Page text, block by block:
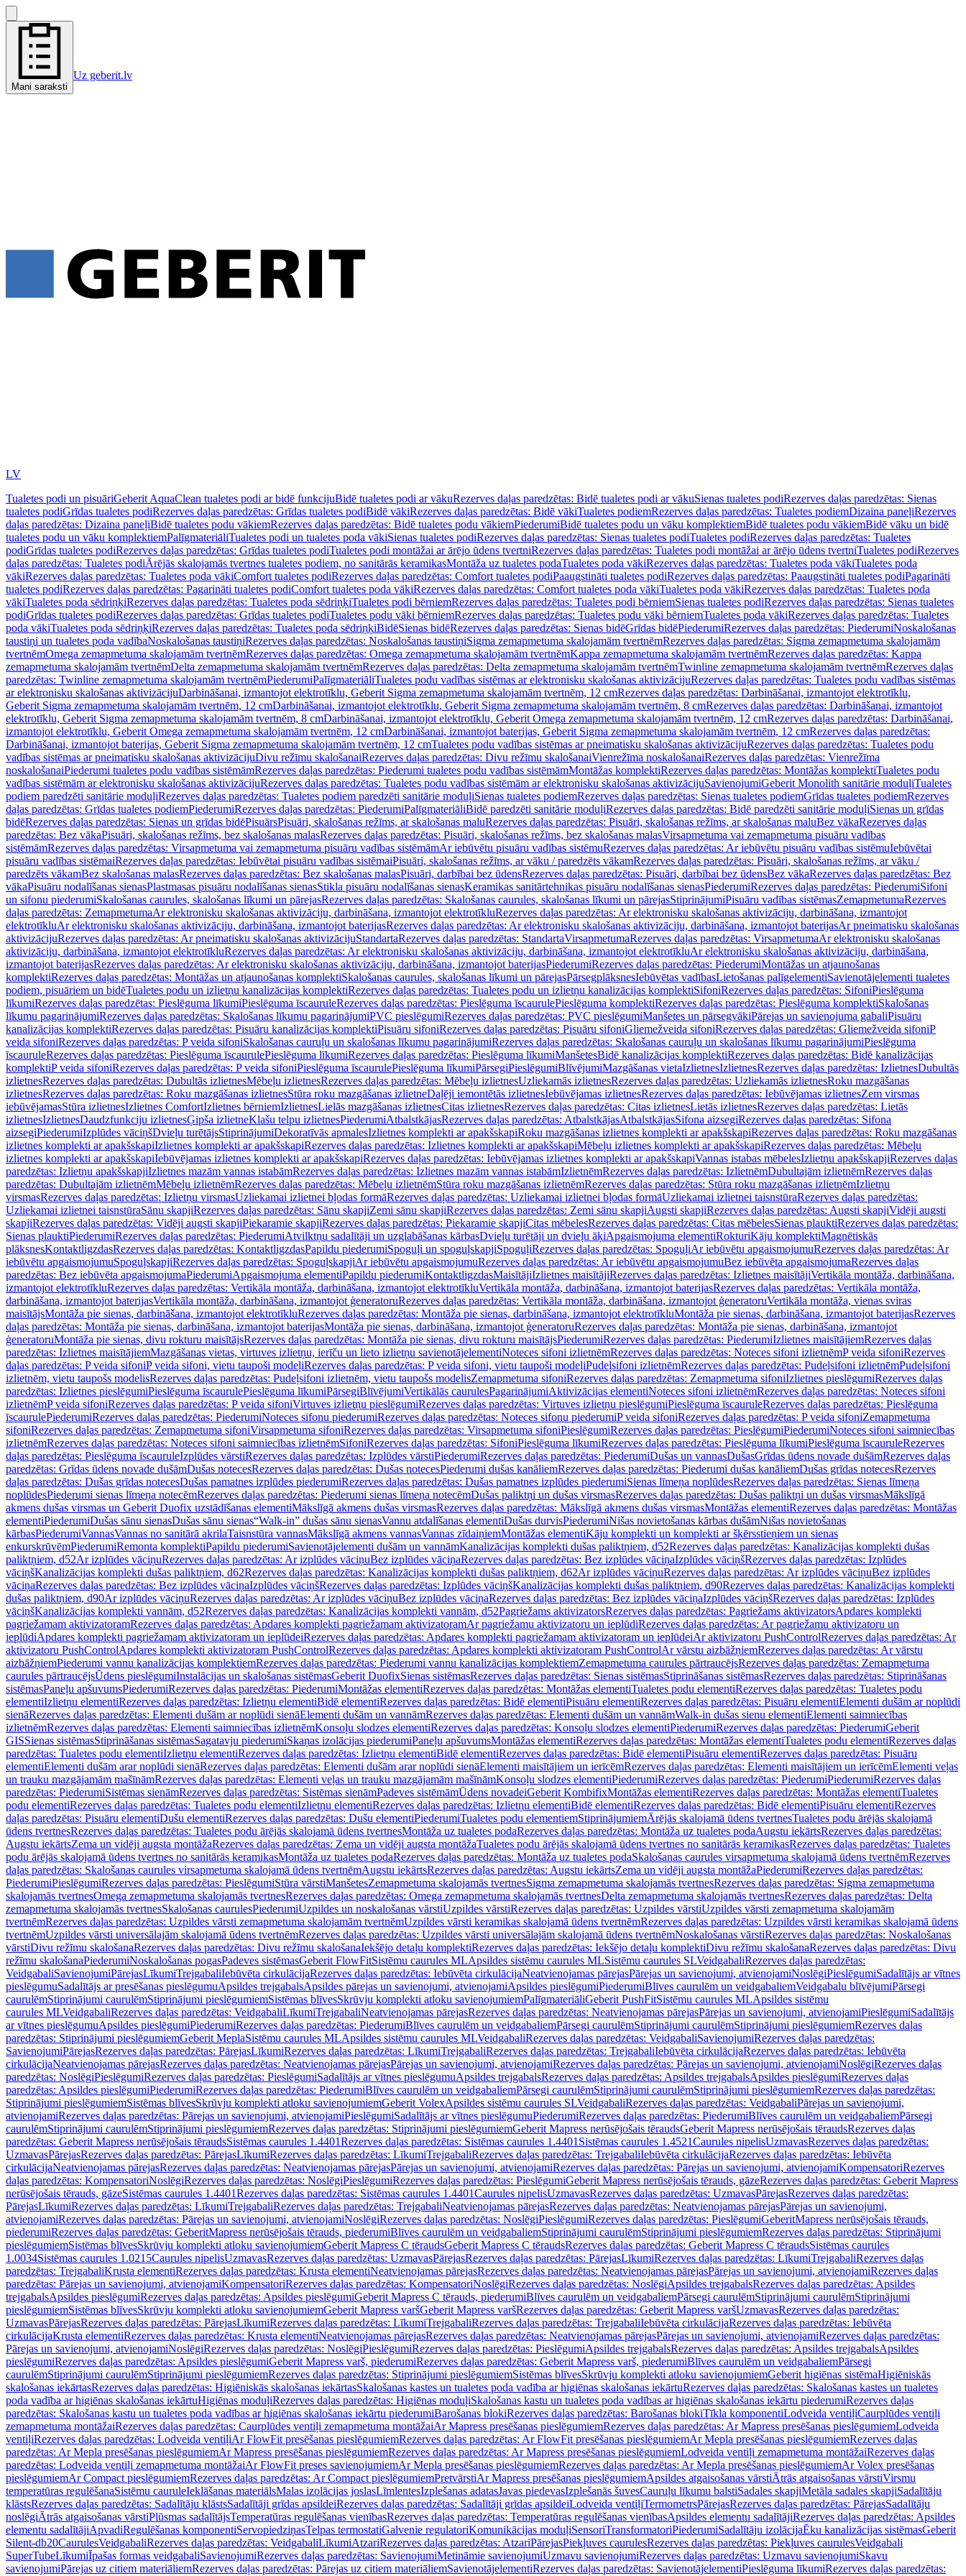
Mani saraksti
Uz geberit.lv
LV
Tualetes podi un pisuāriGeberit AquaClean tualetes podi ar bidē funkcijuBidē tualetes podi ar vākuRezerves daļas paredzētas: Bidē tualetes podi ar vākuSienas tualetes podiRezerves daļas paredzētas: Sienas
tualetes podiGrīdas tualetes podiRezerves daļas paredzētas: Grīdas tualetes podiBidē vākiRezerves daļas paredzētas: Bidē vākiTualetes podiemRezerves daļas paredzētas: Tualetes podiemDizaina paneļiRezerves
daļas paredzētas: Dizaina paneļiBidē tualetes podu vākiemRezerves daļas paredzētas: Bidē tualetes podu vākiemPiederumiBidē tualetes podu un vāku komplektiemBidē tualetes podu vākiemBidē vāku un bidē
tualetes podu un vāku komplektiemPalīgmateriāliTualetes podi un tualetes poda vākiSienas tualetes podiRezerves daļas paredzētas: Sienas tualetes podiTualetes podiRezerves daļas paredzētas: Tualetes
podiGrīdas tualetes podiRezerves daļas paredzētas: Grīdas tualetes podiTualetes podi montāžai ar ārējo ūdens tvertniRezerves daļas paredzētas: Tualetes podi montāžai ar ārējo ūdens tvertniTualetes podiRezerves
daļas paredzētas: Tualetes podiĀrējās skalojamās tvertnes tualetes podiem, no sanitārās keramikasMontāža uz tualetes podaTualetes poda vākiRezerves daļas paredzētas: Tualetes poda vākiTualetes poda
vākiRezerves daļas paredzētas: Tualetes poda vākiComfort tualetes podiRezerves daļas paredzētas: Comfort tualetes podiPaaugstināti tualetes podiRezerves daļas paredzētas: Paaugstināti tualetes podiPagarināti
tualetes podiRezerves daļas paredzētas: Pagarināti tualetes podiComfort tualetes poda vākiRezerves daļas paredzētas: Comfort tualetes poda vākiTualetes poda vākiRezerves daļas paredzētas: Tualetes poda
vākiTualetes poda sēdriņķiRezerves daļas paredzētas: Tualetes poda sēdriņķiTualetes podi bērniemRezerves daļas paredzētas: Tualetes podi bērniemSienas tualetes podiRezerves daļas paredzētas: Sienas tualetes
podiGrīdas tualetes podiRezerves daļas paredzētas: Grīdas tualetes podiTualetes podu vāki bērniemRezerves daļas paredzētas: Tualetes podu vāki bērniemTualetes poda vākiRezerves daļas paredzētas: Tualetes
poda vākiTualetes poda sēdriņķiRezerves daļas paredzētas: Tualetes poda sēdriņķiBidēSienas bidēRezerves daļas paredzētas: Sienas bidēGrīdas bidēPiederumiRezerves daļas paredzētas: PiederumiNoskalošanas
taustiņi un tualetes poda vadībaNoskalošanas taustiņiRezerves daļas paredzētas: Noskalošanas taustiņiSigma zemapmetuma skalojamām tvertnēmRezerves daļas paredzētas: Sigma zemapmetuma skalojamām
tvertnēmOmega zemapmetuma skalojamām tvertnēmRezerves daļas paredzētas: Omega zemapmetuma skalojamām tvertnēmKappa zemapmetuma skalojamām tvertnēmRezerves daļas paredzētas: Kappa
zemapmetuma skalojamām tvertnēmDelta zemapmetuma skalojamām tvertnēmRezerves daļas paredzētas: Delta zemapmetuma skalojamām tvertnēmTwinline zemapmetuma skalojamām tvertnēmRezerves daļas
paredzētas: Twinline zemapmetuma skalojamām tvertnēmPiederumiPalīgmateriāliTualetes podu vadības sistēmas ar elektronisku skalošanas aktivizācijuRezerves daļas paredzētas: Tualetes podu vadības sistēmas
ar elektronisku skalošanas aktivizācijuDarbināšanai, izmantojot elektrotīklu, Geberit Sigma zemapmetuma skalojamām tvertnēm, 12 cmRezerves daļas paredzētas: Darbināšanai, izmantojot elektrotīklu,
Geberit Sigma zemapmetuma skalojamām tvertnēm, 12 cmDarbināšanai, izmantojot elektrotīklu, Geberit Sigma zemapmetuma skalojamām tvertnēm, 8 cmRezerves daļas paredzētas: Darbināšanai, izmantojot
elektrotīklu, Geberit Sigma zemapmetuma skalojamām tvertnēm, 8 cmDarbināšanai, izmantojot elektrotīklu, Geberit Omega zemapmetuma skalojamām tvertnēm, 12 cmRezerves daļas paredzētas: Darbināšanai,
izmantojot elektrotīklu, Geberit Omega zemapmetuma skalojamām tvertnēm, 12 cmDarbināšanai, izmantojot baterijas, Geberit Sigma zemapmetuma skalojamām tvertnēm, 12 cmRezerves daļas paredzētas:
Darbināšanai, izmantojot baterijas, Geberit Sigma zemapmetuma skalojamām tvertnēm, 12 cmTualetes podu vadības sistēmas ar pneimatisku skalošanas aktivizācijuRezerves daļas paredzētas: Tualetes podu
vadības sistēmas ar pneimatisku skalošanas aktivizācijuDivu režīmu skalošanaiRezerves daļas paredzētas: Divu režīmu skalošanaiVienrežīma noskalošanaiRezerves daļas paredzētas: Vienrežīma
noskalošanaiPiederumi tualetes podu vadības sistēmāmRezerves daļas paredzētas: Piederumi tualetes podu vadības sistēmāmMontāžas komplektiRezerves daļas paredzētas: Montāžas komplektiTualetes podu
vadības sistēmām ar elektronisku skalošanas aktivizācijuRezerves daļas paredzētas: Tualetes podu vadības sistēmām ar elektronisku skalošanas aktivizācijuSavienojumiGeberit Monolith sanitārie moduļiTualetes
podiem paredzēti sanitārie moduļiRezerves daļas paredzētas: Tualetes podiem paredzēti sanitārie moduļiSienas tualetes podiemRezerves daļas paredzētas: Sienas tualetes podiemGrīdas tualetes podiemRezerves
daļas paredzētas: Grīdas tualetes podiemPiederumiRezerves daļas paredzētas: PiederumiPalīgmateriāliBidē paredzēti sanitārie moduļiRezerves daļas paredzētas: Bidē paredzēti sanitārie moduļiSienas un grīdas
bidēRezerves daļas paredzētas: Sienas un grīdas bidēPisuārsPisuāri, skalošanas režīms, ar skalošanas maluRezerves daļas paredzētas: Pisuāri, skalošanas režīms, ar skalošanas maluBez vākaRezerves daļas
paredzētas: Bez vākaPisuāri, skalošanas režīms, bez skalošanas malasRezerves daļas paredzētas: Pisuāri, skalošanas režīms, bez skalošanas malasVirsapmetuma vai zemapmetuma pisuāru vadības
sistēmāmRezerves daļas paredzētas: Virsapmetuma vai zemapmetuma pisuāru vadības sistēmāmAr iebūvētu pisuāru vadības sistēmuRezerves daļas paredzētas: Ar iebūvētu pisuāru vadības sistēmuIebūvētai
pisuāru vadības sistēmaiRezerves daļas paredzētas: Iebūvētai pisuāru vadības sistēmaiPisuāri, skalošanas režīms, ar vāku / paredzēts vākamRezerves daļas paredzētas: Pisuāri, skalošanas režīms, ar vāku /
paredzēts vākamBez skalošanas malasRezerves daļas paredzētas: Bez skalošanas malasPisuāri, darbībai bez ūdensRezerves daļas paredzētas: Pisuāri, darbībai bez ūdensBez vākaRezerves daļas paredzētas: Bez
vākaPisuāru nodalīšanas sienasPlastmasas pisuāru nodalīšanas sienasStikla pisuāru nodalīšanas sienasKeramikas sanitārtehnikas pisuāru nodalīšanas sienasPiederumiRezerves daļas paredzētas: PiederumiSifoni
un sifonu piederumiSkalošanas caurules, skalošanas līkumi un pārejasRezerves daļas paredzētas: Skalošanas caurules, skalošanas līkumi un pārejasStiprinājumiPisuāru vadības sistēmasZemapmetumaRezerves
daļas paredzētas: ZemapmetumaAr elektronisku skalošanas aktivizāciju, darbināšana, izmantojot elektrotīkluRezerves daļas paredzētas: Ar elektronisku skalošanas aktivizāciju, darbināšana, izmantojot
elektrotīkluAr elektronisku skalošanas aktivizāciju, darbināšana, izmantojot baterijasRezerves daļas paredzētas: Ar elektronisku skalošanas aktivizāciju, darbināšana, izmantojot baterijasAr pneimatisku skalošanas
aktivizācijuRezerves daļas paredzētas: Ar pneimatisku skalošanas aktivizācijuStandartaRezerves daļas paredzētas: StandartaVirsapmetumaRezerves daļas paredzētas: VirsapmetumaAr elektronisku skalošanas
aktivizāciju, darbināšana, izmantojot elektrotīkluRezerves daļas paredzētas: Ar elektronisku skalošanas aktivizāciju, darbināšana, izmantojot elektrotīkluAr elektronisku skalošanas aktivizāciju, darbināšana,
izmantojot baterijasRezerves daļas paredzētas: Ar elektronisku skalošanas aktivizāciju, darbināšana, izmantojot baterijasPiederumiRezerves daļas paredzētas: PiederumiMontāžas un atjaunošanas
komplektiRezerves daļas paredzētas: Montāžas un atjaunošanas komplektiSkalošanas caurules, skalošanas līkumi un pārejasPārsegplāksnesIebūvētas vadībasLietošanas palīgelementiSavienotājelementi tualetes
podiem, pisuāriem un bidēTualetes podu un izlietņu kanalizācijas komplektiRezerves daļas paredzētas: Tualetes podu un izlietņu kanalizācijas komplektiSifoniRezerves daļas paredzētas: SifoniPieslēguma
līkumiRezerves daļas paredzētas: Pieslēguma līkumiPieslēguma īscauruleRezerves daļas paredzētas: Pieslēguma īscaurulePieslēguma komplektiRezerves daļas paredzētas: Pieslēguma komplektiSkalošanas
līkumu pagarinājumiRezerves daļas paredzētas: Skalošanas līkumu pagarinājumiPVC pieslēgumiRezerves daļas paredzētas: PVC pieslēgumiManšetes un pārsegvākiPārejas un savienojuma gabaliPisuāru
kanalizācijas komplektiRezerves daļas paredzētas: Pisuāru kanalizācijas komplektiPisuāru sifoniRezerves daļas paredzētas: Pisuāru sifoniGliemežveida sifoniRezerves daļas paredzētas: Gliemežveida sifoniP
veida sifoniRezerves daļas paredzētas: P veida sifoniSkalošanas cauruļu un skalošanas līkumu pagarinājumiRezerves daļas paredzētas: Skalošanas cauruļu un skalošanas līkumu pagarinājumiPieslēguma
īscauruleRezerves daļas paredzētas: Pieslēguma īscaurulePieslēguma līkumiRezerves daļas paredzētas: Pieslēguma līkumiManšetesBidē kanalizācijas komplektiRezerves daļas paredzētas: Bidē kanalizācijas
komplektiP veida sifoniRezerves daļas paredzētas: P veida sifoniPieslēguma īscaurulePieslēguma līkumiPārsegiPieslēgumiBlīvējumiMazgāšanas vietaIzlietnesIzlietnesRezerves daļas paredzētas: IzlietnesDubultās
izlietnesRezerves daļas paredzētas: Dubultās izlietnesMēbeļu izlietnesRezerves daļas paredzētas: Mēbeļu izlietnesUzliekamās izlietnesRezerves daļas paredzētas: Uzliekamās izlietnesRoku mazgāšanas
izlietnesRezerves daļas paredzētas: Roku mazgāšanas izlietnesStūra roku mazgāšanas izlietneDaļēji iemontētās izlietnesIebūvējamas izlietnesRezerves daļas paredzētas: Iebūvējamas izlietnesZem virsmas
iebūvējamasStūra izlietnesIzlietnes ComfortIzlietnes bērniemIzlietnesLielās mazgāšanas izlietnesCitas izlietnesRezerves daļas paredzētas: Citas izlietnesLietās izlietnesRezerves daļas paredzētas: Lietās
izlietnesIzlietnesDaudzfunkciju izlietnesĢipša izlietneKlašu telpu izlietnesPiederumiAtbalstkājasRezerves daļas paredzētas: AtbalstkājasAtbalstkājasSifona aizsegiRezerves daļas paredzētas: Sifona
aizsegiPiederumiIzplūdes vāciņšDvieļu turētājsStiprinājumiDekoratīvās apmalesIzlietnes komplekti ar apakšskapiRoku mazgāšanas izlietnes komplekti ar apakšskapiRezerves daļas paredzētas: Roku mazgāšanas
izlietnes komplekti ar apakšskapiIzlietnes komplekti ar apakšskapiRezerves daļas paredzētas: Izlietnes komplekti ar apakšskapiMēbeļu izlietnes komplekti ar apakšskapiRezerves daļas paredzētas: Mēbeļu
izlietnes komplekti ar apakšskapiIebūvējamas izlietnes komplekti ar apakšskapiRezerves daļas paredzētas: Iebūvējamas izlietnes komplekti ar apakšskapiVannas istabas mēbelesIzlietņu apakšskapjiRezerves daļas
paredzētas: Izlietņu apakšskapjiIzlietnes mazām vannas istabāmRezerves daļas paredzētas: Izlietnes mazām vannas istabāmIzlietnēmRezerves daļas paredzētas: IzlietnēmDubultajām izlietnēmRezerves daļas
paredzētas: Dubultajām izlietnēmMēbeļu izlietnēmRezerves daļas paredzētas: Mēbeļu izlietnēmStūra roku mazgāšanas izlietnēmRezerves daļas paredzētas: Stūra roku mazgāšanas izlietnēmIzlietņu
virsmasRezerves daļas paredzētas: Izlietņu virsmasUzliekamai izlietnei bļodas formāRezerves daļas paredzētas: Uzliekamai izlietnei bļodas formāUzliekamai izlietnei taisnstūraRezerves daļas paredzētas:
Uzliekamai izlietnei taisnstūraSānu skapjiRezerves daļas paredzētas: Sānu skapjiZemi sānu skapjiRezerves daļas paredzētas: Zemi sānu skapjiAugsti skapjiRezerves daļas paredzētas: Augsti skapjiVidēji augsti
skapjiRezerves daļas paredzētas: Vidēji augsti skapjiPiekaramie skapjiRezerves daļas paredzētas: Piekaramie skapjiCitas mēbelesRezerves daļas paredzētas: Citas mēbelesSienas plauktiRezerves daļas paredzētas:
Sienas plauktiPiederumiRezerves daļas paredzētas: PiederumiAtvilktņu sadalītāji un uzglabāšanas kārbasDvieļu turētāji un dvieļu āķiApgaismojuma elementiRokturiKāju komplektiMagnētiskās
plāksnesKontaktligzdasRezerves daļas paredzētas: KontaktligzdasPapildu piederumiSpoguļi un spoguļskapjiSpoguļiRezerves daļas paredzētas: SpoguļiAr iebūvētu apgaismojumuRezerves daļas paredzētas: Ar
iebūvētu apgaismojumuSpoguļskapjiRezerves daļas paredzētas: SpoguļskapjiAr iebūvētu apgaismojumuRezerves daļas paredzētas: Ar iebūvētu apgaismojumuBez iebūvēta apgaismojumaRezerves daļas
paredzētas: Bez iebūvēta apgaismojumaPiederumiApgaismojuma elementiPapildu piederumiKontaktligzdasMaisītājiIzlietnes maisītājiRezerves daļas paredzētas: Izlietnes maisītājiVertikāla montāža, darbināšana,
izmantojot elektrotīkluRezerves daļas paredzētas: Vertikāla montāža, darbināšana, izmantojot elektrotīkluVertikāla montāža, darbināšana, izmantojot baterijasRezerves daļas paredzētas: Vertikāla montāža,
darbināšana, izmantojot baterijasVertikāla montāža, darbināšana, izmantojot ģeneratoruRezerves daļas paredzētas: Vertikāla montāža, darbināšana, izmantojot ģeneratoruVertikāla montāža, vienas sviras
maisītājsMontāža pie sienas, darbināšana, izmantojot elektrotīkluRezerves daļas paredzētas: Montāža pie sienas, darbināšana, izmantojot elektrotīkluMontāža pie sienas, darbināšana, izmantojot baterijasRezerves
daļas paredzētas: Montāža pie sienas, darbināšana, izmantojot baterijasMontāža pie sienas, darbināšana, izmantojot ģeneratoruRezerves daļas paredzētas: Montāža pie sienas, darbināšana, izmantojot
ģeneratoruMontāža pie sienas, divu rokturu maisītājsRezerves daļas paredzētas: Montāža pie sienas, divu rokturu maisītājsPiederumiRezerves daļas paredzētas: PiederumiIzlietnes maisītājiemRezerves daļas
paredzētas: Izlietnes maisītājiemMazgāšanas vietas, virtuves izlietņu, ierīču un lieto izlietņu savienotājelementiNoteces sifoni izlietnēmRezerves daļas paredzētas: Noteces sifoni izlietnēmP veida sifoniRezerves
daļas paredzētas: P veida sifoniP veida sifoni, vietu taupoši modeļiRezerves daļas paredzētas: P veida sifoni, vietu taupoši modeļiPudeļsifoni izlietnēmRezerves daļas paredzētas: Pudeļsifoni izlietnēmPudeļsifoni
izlietnēm, vietu taupošs modelisRezerves daļas paredzētas: Pudeļsifoni izlietnēm, vietu taupošs modelisZemapmetuma sifoniRezerves daļas paredzētas: Zemapmetuma sifoniIzlietnes pieslēgumiRezerves daļas
paredzētas: Izlietnes pieslēgumiPieslēguma īscaurulePieslēguma līkumiPārsegiBlīvējumiVertikālās caurulesPagarinājumiAktivizācijas elementiNoteces sifoni izlietnēmRezerves daļas paredzētas: Noteces sifoni
izlietnēmP veida sifoniRezerves daļas paredzētas: P veida sifoniVirtuves izlietņu pieslēgumiRezerves daļas paredzētas: Virtuves izlietņu pieslēgumiPieslēguma īscauruleRezerves daļas paredzētas: Pieslēguma
īscaurulePiederumiRezerves daļas paredzētas: PiederumiNoteces sifonu piederumiRezerves daļas paredzētas: Noteces sifonu piederumiP veida sifoniRezerves daļas paredzētas: P veida sifoniZemapmetuma
sifoniRezerves daļas paredzētas: Zemapmetuma sifoniVirsapmetuma sifoniRezerves daļas paredzētas: Virsapmetuma sifoniPieslēgumiRezerves daļas paredzētas: PieslēgumiPiederumiNoteces sifoni saimniecības
izlietnēmRezerves daļas paredzētas: Noteces sifoni saimniecības izlietnēmSifoniRezerves daļas paredzētas: SifoniPieslēguma līkumiRezerves daļas paredzētas: Pieslēguma līkumiPieslēguma īscauruleRezerves
daļas paredzētas: Pieslēguma īscauruleIzplūdes vārstiRezerves daļas paredzētas: Izplūdes vārstiPiederumiRezerves daļas paredzētas: PiederumiDušas un vannasDušasGrīdas ūdens novade dušāmRezerves daļas
paredzētas: Grīdas ūdens novade dušāmDušas notecesRezerves daļas paredzētas: Dušas notecesPiederumi dušas kanāliemRezerves daļas paredzētas: Piederumi dušas kanāliemDušas grīdas notecesRezerves
daļas paredzētas: Dušas grīdas notecesDušas pamatnes izplūdes piederumiRezerves daļas paredzētas: Dušas pamatnes izplūdes piederumiSienas līmeņa noplūdesRezerves daļas paredzētas: Sienas līmeņa
noplūdesPiederumi sienas līmeņa notecēmRezerves daļas paredzētas: Piederumi sienas līmeņa notecēmDušas paliktņi un dušas virsmasRezerves daļas paredzētas: Dušas paliktņi un dušas virsmasMākslīgā
akmens dušas virsmas un Geberit Duofix uzstādīšanas elementiMākslīgā akmens dušas virsmasRezerves daļas paredzētas: Mākslīgā akmens dušas virsmasMontāžas elementiRezerves daļas paredzētas: Montāžas
elementiPiederumiDušas sānu sienasDušas sānu sienas“Walk-in” dušas sānu sienasVannu atdalīšanas elementiDušas durvisPiederumiNišas novietošanas kārbas dušāmNišas novietošanas
kārbasPiederumiVannasVannas no sanitārā akrilaTaisnstūra vannasMākslīgā akmens vannasVannas zīdaiņiemMontāžas elementiKāju komplekti un komplekti ar šķērsstieņiem un sienas
enkurskrūvēmPiederumiRemonta komplektiPapildu piederumiSavienotājelementi dušām un vannāmKanalizācijas komplekti dušas paliktņiem, d52Rezerves daļas paredzētas: Kanalizācijas komplekti dušas
paliktņiem, d52Ar izplūdes vāciņuRezerves daļas paredzētas: Ar izplūdes vāciņuBez izplūdes vāciņaRezerves daļas paredzētas: Bez izplūdes vāciņaIzplūdes vāciņšRezerves daļas paredzētas: Izplūdes
vāciņšKanalizācijas komplekti dušas paliktņiem, d62Rezerves daļas paredzētas: Kanalizācijas komplekti dušas paliktņiem, d62Ar izplūdes vāciņuRezerves daļas paredzētas: Ar izplūdes vāciņuBez izplūdes
vāciņaRezerves daļas paredzētas: Bez izplūdes vāciņaIzplūdes vāciņšRezerves daļas paredzētas: Izplūdes vāciņšKanalizācijas komplekti dušas paliktņiem, d90Rezerves daļas paredzētas: Kanalizācijas komplekti
dušas paliktņiem, d90Ar izplūdes vāciņuRezerves daļas paredzētas: Ar izplūdes vāciņuBez izplūdes vāciņaRezerves daļas paredzētas: Bez izplūdes vāciņaIzplūdes vāciņšRezerves daļas paredzētas: Izplūdes
vāciņšKanalizācijas komplekti vannām, d52Rezerves daļas paredzētas: Kanalizācijas komplekti vannām, d52Pagriežams aktivizatorsRezerves daļas paredzētas: Pagriežams aktivizatorsApdares komplekti
pagriežamam aktivizatoramRezerves daļas paredzētas: Apdares komplekti pagriežamam aktivizatoramAr pagriežamu aktivizatoru un ieplūdiRezerves daļas paredzētas: Ar pagriežamu aktivizatoru un
ieplūdiApdares komplekti pagriežamam aktivizatoram un ieplūdeiRezerves daļas paredzētas: Apdares komplekti pagriežamam aktivizatoram un ieplūdeiAr aktivizatoru PushControlRezerves daļas paredzētas: Ar
aktivizatoru PushControlApdares komplekti aktivizatoram PushControlRezerves daļas paredzētas: Apdares komplekti aktivizatoram PushControlAr vārstu aizbāžņiemRezerves daļas paredzētas: Ar vārstu
aizbāžņiemPiederumi vannu kanalizācijas komplektiemRezerves daļas paredzētas: Piederumi vannu kanalizācijas komplektiemZemapmetuma caurules pārtraucējsRezerves daļas paredzētas: Zemapmetuma
caurules pārtraucējsŪdens pieslēgumiInstalācijas un skalošanas sistēmasGeberit DuofixSienas sistēmasRezerves daļas paredzētas: Sienas sistēmasStiprināšanas sistēmasRezerves daļas paredzētas: Stiprināšanas
sistēmasPaneļu apšuvumsPiederumiRezerves daļas paredzētas: PiederumiMontāžas elementiRezerves daļas paredzētas: Montāžas elementiTualetes podu elementiRezerves daļas paredzētas: Tualetes podu
elementiIzlietņu elementiRezerves daļas paredzētas: Izlietņu elementiBidē elementiRezerves daļas paredzētas: Bidē elementiPisuāru elementiRezerves daļas paredzētas: Pisuāru elementiElementi dušām ar noplūdi
sienāRezerves daļas paredzētas: Elementi dušām ar noplūdi sienāElementi dušām un vannāmRezerves daļas paredzētas: Elementi dušām un vannāmWalk-in dušas sienu elementiElementi saimniecības
izlietnēmRezerves daļas paredzētas: Elementi saimniecības izlietnēmKonsoļu slodzes elementiRezerves daļas paredzētas: Konsoļu slodzes elementiPiederumiRezerves daļas paredzētas: PiederumiGeberit
GISSienas sistēmasStiprināšanas sistēmasSagatavju piederumiSkaņas izolācijas piederumiPaneļu apšuvumsMontāžas elementiRezerves daļas paredzētas: Montāžas elementiTualetes podu elementiRezerves daļas
paredzētas: Tualetes podu elementiIzlietņu elementiRezerves daļas paredzētas: Izlietņu elementiBidē elementiRezerves daļas paredzētas: Bidē elementiPisuāru elementiRezerves daļas paredzētas: Pisuāru
elementiElementi dušām arar noplūdi sienāRezerves daļas paredzētas: Elementi dušām arar noplūdi sienāElementi maisītājiem un ierīcēmRezerves daļas paredzētas: Elementi maisītājiem un ierīcēmElementi veļas
un trauku mazgājamām mašīnāmRezerves daļas paredzētas: Elementi veļas un trauku mazgājamām mašīnāmKonsoļu slodzes elementiPiederumiRezerves daļas paredzētas: PiederumiPiederumiRezerves daļas
paredzētas: PiederumiSistēmas sienāmRezerves daļas paredzētas: Sistēmas sienāmPadeves sistēmāmŪdens novadeiGeberit KombifixMontāžas elementiRezerves daļas paredzētas: Montāžas elementiTualetes
podu elementiRezerves daļas paredzētas: Tualetes podu elementiIzlietņu elementiRezerves daļas paredzētas: Izlietņu elementiBidē elementiRezerves daļas paredzētas: Bidē elementiPisuāru elementiRezerves
daļas paredzētas: Pisuāru elementiDušu elementiRezerves daļas paredzētas: Dušu elementiPiederumiTualetes podu elementiemStiprinājumiemĀrējās skalojamā ūdens tvertnesTualetes podu ārējās skalojamā
ūdens tvertnesRezerves daļas paredzētas: Tualetes podu ārējās skalojamā ūdens tvertnesMontāža uz tualetes podaRezerves daļas paredzētas: Montāža uz tualetes podaAugstu iekārtsRezerves daļas paredzētas:
Augstu iekārtsZema un vidēji augsta montāžaRezerves daļas paredzētas: Zema un vidēji augsta montāžaTualetes podu ārējās skalojamā ūdens tvertnes no sanitārās keramikasRezerves daļas paredzētas: Tualetes
podu ārējās skalojamā ūdens tvertnes no sanitārās keramikasMontāža uz tualetes podaRezerves daļas paredzētas: Montāža uz tualetes podaSkalošanas caurules virsapmetuma skalojamā ūdens tvertnēmRezerves
daļas paredzētas: Skalošanas caurules virsapmetuma skalojamā ūdens tvertnēmAugstu iekārtsRezerves daļas paredzētas: Augstu iekārtsZema un vidēji augsta montāžaPiederumiRezerves daļas paredzētas:
PiederumiPieslēgumiRezerves daļas paredzētas: PieslēgumiStūra vārstiManšetesZemapmetuma skalojamās tvertnesSigma zemapmetuma skalojamās tvertnesRezerves daļas paredzētas: Sigma zemapmetuma
skalojamās tvertnesOmega zemapmetuma skalojamās tvertnesRezerves daļas paredzētas: Omega zemapmetuma skalojamās tvertnesDelta zemapmetuma skalojamās tvertnesRezerves daļas paredzētas: Delta
zemapmetuma skalojamās tvertnesSkalošanas caurulesPiederumiUzpildes un noskalošanas vārstiUzpildes vārstiRezerves daļas paredzētas: Uzpildes vārstiUzpildes vārsti zemapmetuma skalojamām
tvertnēmRezerves daļas paredzētas: Uzpildes vārsti zemapmetuma skalojamām tvertnēmUzpildes vārsti keramikas skalojamā ūdens tvertnēmRezerves daļas paredzētas: Uzpildes vārsti keramikas skalojamā ūdens
tvertnēmUzpildes vārsti universālajām skalojamā ūdens tvertnēmRezerves daļas paredzētas: Uzpildes vārsti universālajām skalojamā ūdens tvertnēmNoskalošanas vārstiRezerves daļas paredzētas: Noskalošanas
vārstiDivu režīmu skalošanaRezerves daļas paredzētas: Divu režīmu skalošanaIekšējo detaļu komplektiRezerves daļas paredzētas: Iekšējo detaļu komplektiDivu režīmu skalošanaRezerves daļas paredzētas: Divu
režīmu skalošanaPiederumiNoskalošanas pogasPadeves sistēmasGeberit FlowFitSistēmu caurules MLApsildes sistēmu caurules MLSistēmu caurules SLVeidgabaliRezerves daļas paredzētas:
VeidgabaliSavienojumiPārejasLīkumiTrejgabaliIebūvēta cirkulācijaRezerves daļas paredzētas: Iebūvēta cirkulācijaNeatvienojamas pārejasPārejas un savienojumi, atvienojamiNoslēgiPieslēgumiSadalītājs ar vītnes
pieslēgumuSadalītājs ar presēšanas pieslēgumuApsildes trejgabalsApsildes pārejas un savienojumi, atvienojamiApsildes pieslēgumiPiederumiBlīves caurulēm un veidgabaliemVeidgabalu blīvējumiPārsegi
caurulēmStiprinājumi caurulēmStiprinājumi pieslēgumiemSistēmas blīvesSkrūvju komplekti atloku savienojumiemPalīgmateriāliGeberit PushFitSistēmu caurules MLApsildes sistēmu
caurules MLVeidgabaliRezerves daļas paredzētas: VeidgabaliLīkumiTrejgabaliNeatvienojamas pārejasRezerves daļas paredzētas: Neatvienojamas pārejasPārejas un savienojumi, atvienojamiPieslēgumiSadalītājs
ar vītnes pieslēgumuApsildes pieslēgumiPiederumiRezerves daļas paredzētas: PiederumiBlīves caurulēm un veidgabaliemPārsegi caurulēmStiprinājumi caurulēmStiprinājumi pieslēgumiemRezerves daļas
paredzētas: Stiprinājumi pieslēgumiemGeberit MeplaSistēmu caurules MLApsildes sistēmu caurules MLVeidgabaliRezerves daļas paredzētas: VeidgabaliSavienojumiRezerves daļas paredzētas:
SavienojumiPārejasRezerves daļas paredzētas: PārejasLīkumiRezerves daļas paredzētas: LīkumiTrejgabaliRezerves daļas paredzētas: TrejgabaliIebūvēta cirkulācijaRezerves daļas paredzētas: Iebūvēta
cirkulācijaNeatvienojamas pārejasRezerves daļas paredzētas: Neatvienojamas pārejasPārejas un savienojumi, atvienojamiRezerves daļas paredzētas: Pārejas un savienojumi, atvienojamiNoslēgiRezerves daļas
paredzētas: NoslēgiPieslēgumiRezerves daļas paredzētas: PieslēgumiSadalītājs ar vītnes pieslēgumuApsildes trejgabalsRezerves daļas paredzētas: Apsildes trejgabalsApsildes pieslēgumiRezerves daļas
paredzētas: Apsildes pieslēgumiPiederumiRezerves daļas paredzētas: PiederumiBlīves caurulēm un veidgabaliemPārsegi caurulēmStiprinājumi caurulēmStiprinājumi pieslēgumiemRezerves daļas paredzētas:
Stiprinājumi pieslēgumiemSistēmas blīvesSkrūvju komplekti atloku savienojumiemGeberit VolexApsildes sistēmu caurules SLVeidgabaliRezerves daļas paredzētas: VeidgabaliPārejas un savienojumi,
atvienojamiRezerves daļas paredzētas: Pārejas un savienojumi, atvienojamiPieslēgumiSadalītājs ar vītnes pieslēgumuPiederumiRezerves daļas paredzētas: PiederumiBlīves caurulēm un veidgabaliemPārsegi
caurulēmStiprinājumi caurulēmStiprinājumi pieslēgumiemRezerves daļas paredzētas: Stiprinājumi pieslēgumiemGeberit Mapress nerūsējošais tēraudsGeberit Mapress nerūsējošais tēraudsRezerves daļas
paredzētas: Geberit Mapress nerūsējošais tēraudsSistēmas caurules 1.4401Rezerves daļas paredzētas: Sistēmas caurules 1.4401 Sistēmas caurules 1.4521Caurules nipelisUzmavasRezerves daļas paredzētas:
UzmavasPārejasRezerves daļas paredzētas: PārejasLīkumiRezerves daļas paredzētas: LīkumiTrejgabaliRezerves daļas paredzētas: TrejgabaliIebūvēta cirkulācijaRezerves daļas paredzētas: Iebūvēta
cirkulācijaNeatvienojamas pārejasRezerves daļas paredzētas: Neatvienojamas pārejasPārejas un savienojumi, atvienojamiRezerves daļas paredzētas: Pārejas un savienojumi, atvienojamiKompensatoriRezerves
daļas paredzētas: KompensatoriNoslēgiRezerves daļas paredzētas: NoslēgiPieslēgumiRezerves daļas paredzētas: PieslēgumiGeberit Mapress nerūsējošais tērauds, gāzeRezerves daļas paredzētas: Geberit Mapress
nerūsējošais tērauds, gāzeSistēmas caurules 1.4401Rezerves daļas paredzētas: Sistēmas caurules 1.4401Caurules nipelisUzmavasRezerves daļas paredzētas: UzmavasPārejasRezerves daļas paredzētas:
PārejasLīkumiRezerves daļas paredzētas: LīkumiTrejgabaliRezerves daļas paredzētas: TrejgabaliNeatvienojamas pārejasRezerves daļas paredzētas: Neatvienojamas pārejasPārejas un savienojumi,
atvienojamiRezerves daļas paredzētas: Pārejas un savienojumi, atvienojamiNoslēgiRezerves daļas paredzētas: NoslēgiPieslēgumiRezerves daļas paredzētas: PieslēgumiGeberitMapress nerūsējošais tērauds,
piederumiRezerves daļas paredzētas: GeberitMapress nerūsējošais tērauds, piederumiBlīves caurulēm un veidgabaliemStiprinājumi caurulēmStiprinājumi pieslēgumiemRezerves daļas paredzētas: Stiprinājumi
pieslēgumiemSistēmas blīvesSkrūvju komplekti atloku savienojumiemGeberit Mapress C tēraudsGeberit Mapress C tēraudsRezerves daļas paredzētas: Geberit Mapress C tēraudsSistēmas caurules
1.0034Sistēmas caurules 1.0215Caurules nipelisUzmavasRezerves daļas paredzētas: UzmavasPārejasRezerves daļas paredzētas: PārejasLīkumiRezerves daļas paredzētas: LīkumiTrejgabaliRezerves daļas
paredzētas: TrejgabaliKrusta elementiRezerves daļas paredzētas: Krusta elementiNeatvienojamas pārejasRezerves daļas paredzētas: Neatvienojamas pārejasPārejas un savienojumi, atvienojamiRezerves daļas
paredzētas: Pārejas un savienojumi, atvienojamiKompensatoriRezerves daļas paredzētas: KompensatoriNoslēgiRezerves daļas paredzētas: NoslēgiApsildes trejgabalsRezerves daļas paredzētas: Apsildes
trejgabalsApsildes pieslēgumiRezerves daļas paredzētas: Apsildes pieslēgumiGeberit Mapress C tērauds, piederumiBlīves caurulēm un veidgabaliemPārsegi caurulēmStiprinājumi caurulēmStiprinājumi
pieslēgumiemSistēmas blīvesSkrūvju komplekti atloku savienojumiemGeberit Mapress varšGeberit Mapress varšRezerves daļas paredzētas: Geberit Mapress varšUzmavasRezerves daļas paredzētas:
UzmavasPārejasRezerves daļas paredzētas: PārejasLīkumiRezerves daļas paredzētas: LīkumiTrejgabaliRezerves daļas paredzētas: TrejgabaliIebūvēta cirkulācijaRezerves daļas paredzētas: Iebūvēta
cirkulācijaKrusta elementiRezerves daļas paredzētas: Krusta elementiNeatvienojamas pārejasRezerves daļas paredzētas: Neatvienojamas pārejasPārejas un savienojumi, atvienojamiRezerves daļas paredzētas:
Pārejas un savienojumi, atvienojamiNoslēgiRezerves daļas paredzētas: NoslēgiPieslēgumiRezerves daļas paredzētas: PieslēgumiApsildes trejgabalsRezerves daļas paredzētas: Apsildes trejgabalsApsildes
pieslēgumiRezerves daļas paredzētas: Apsildes pieslēgumiGeberit Mapress varš, piederumiRezerves daļas paredzētas: Geberit Mapress varš, piederumiBlīves caurulēm un veidgabaliemPārsegi
caurulēmStiprinājumi caurulēmStiprinājumi pieslēgumiemRezerves daļas paredzētas: Stiprinājumi pieslēgumiemSistēmas blīvesSkrūvju komplekti atloku savienojumiemGeberit higiēnas sistēmaHigiēniskās
skalošanas iekārtasRezerves daļas paredzētas: Higiēniskās skalošanas iekārtasSkalošanas kastes un tualetes poda vadība ar higiēnas skalošanas iekārtuRezerves daļas paredzētas: Skalošanas kastes un tualetes
poda vadība ar higiēnas skalošanas iekārtuHigiēnas moduļiRezerves daļas paredzētas: Higiēnas moduļiSkalošanas kastu un tualetes poda vadības ar higiēnas skalošanas iekārtu piederumiRezerves daļas
paredzētas: Skalošanas kastu un tualetes poda vadības ar higiēnas skalošanas iekārtu piederumiBarošanas blokiRezerves daļas paredzētas: Barošanas blokiTīkla komponentiLodveida ventiļiCaurplūdes ventiļi
zemapmetuma montāžaiRezerves daļas paredzētas: Caurplūdes ventiļi zemapmetuma montāžaiAr Mapress presēšanas pieslēgumiemRezerves daļas paredzētas: Ar Mapress presēšanas pieslēgumiemLodveida
ventiļiRezerves daļas paredzētas: Lodveida ventiļiAr FlowFit presēšanas pieslēgumiemRezerves daļas paredzētas: Ar FlowFit presēšanas pieslēgumiemAr Mepla presēšanas pieslēgumiemRezerves daļas
paredzētas: Ar Mepla presēšanas pieslēgumiemAr Mapress presēšanas pieslēgumiemRezerves daļas paredzētas: Ar Mapress presēšanas pieslēgumiemLodveida ventiļi zemapmetuma montāžaiRezerves daļas
paredzētas: Lodveida ventiļi zemapmetuma montāžaiAr FlowFit preses savienojumiemAr Mepla presēšanas pieslēgumiemRezerves daļas paredzētas: Ar Mepla presēšanas pieslēgumiemAr Volex presēšanas
pieslēgumiemAr Compact pieslēgumiemRezerves daļas paredzētas: Ar Compact pieslēgumiemPretvārstiAr Mapress presēšanas pieslēgumiemApsildes atgaisošanas vārstiĀtrās atgaisošanas vārstiVirsmu
temperatūras regulēšanaSistēmu cauruleIeklāšanas materiālsMalas izolācijas joslasLīmlentesIzplešanas adatasJavas piedevasIzplešanās šuvesCauruļu līkumu balstiSadales skapjiMetāla sadales skapjiSadalītāju
klāstsRezerves daļas paredzētas: Sadalītāju klāstsSadalītāji grīdas apsildeiRezerves daļas paredzētas: Sadalītāji grīdas apsildeiLodveida ventiļiTermometrsPārejasRezerves daļas paredzētas: PārejasSadalītāju
noslēgiĀtrās atgaisošanas vārstiPlūsmas sadalītājsTemperatūras regulēšanas vienībasRezerves daļas paredzētas: Temperatūras regulēšanas vienībasApsildes elementu sadalītājiRezerves daļas paredzētas: Apsildes
elementu sadalītājiApvadiRegulēšanas komponentiServopiedziņasTelpas termostatiGalvenie regulatoriKomunikācijas moduļiSensoriTransformatoriPiederumiSadalītāju izolācijaĒku kanalizācijas sistēmasGeberit
Silent-db20CaurulesVeidgabaliRezerves daļas paredzētas: VeidgabaliLīkumiAtzariRezerves daļas paredzētas: AtzariPārejasPiekļuves caurulesRezerves daļas paredzētas: Piekļuves caurulesVeidgabali
SuperTubeLīkumiĪpašas formas veidgabaliSavienojumiRezerves daļas paredzētas: SavienojumiMetināmie savienojumiUzmavu savienojumiRezerves daļas paredzētas: Uzmavu savienojumiSkavu
savienojumiPārejas uz citiem materiāliemRezerves daļas paredzētas: Pārejas uz citiem materiāliemSavienotājelementiRezerves daļas paredzētas: SavienotājelementiPieslēguma līkumiRezerves daļas paredzētas: